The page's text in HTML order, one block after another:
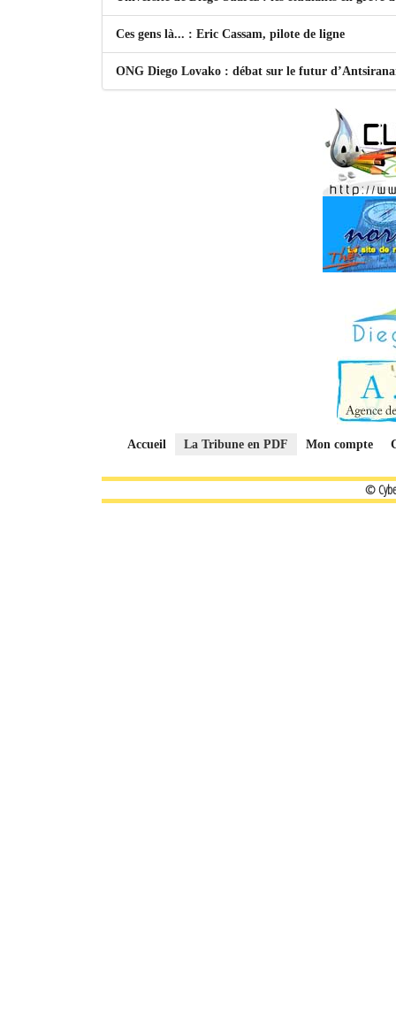
Ces gens là... : Eric Cassam, pilote de ligne
ONG Diego Lovako : débat sur le futur
Accueil La Tribune en PDF Mon compte
©